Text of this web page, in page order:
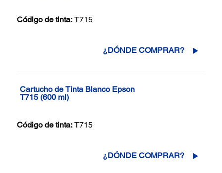
Código de tinta: T715
¿DÓNDE COMPRAR?
Cartucho de Tinta Blanco Epson
T715 (600 ml)
Código de tinta: T715
¿DÓNDE COMPRAR?